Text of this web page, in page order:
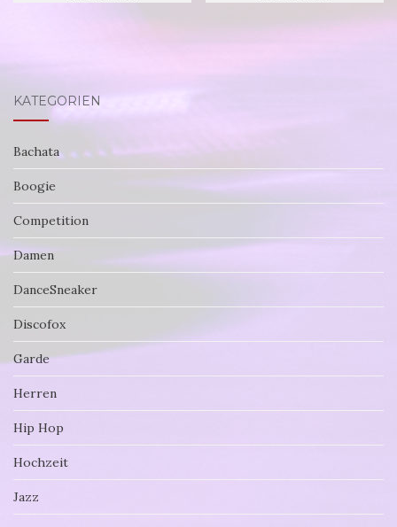
KATEGORIEN
Bachata
Boogie
Competition
Damen
DanceSneaker
Discofox
Garde
Herren
Hip Hop
Hochzeit
Jazz